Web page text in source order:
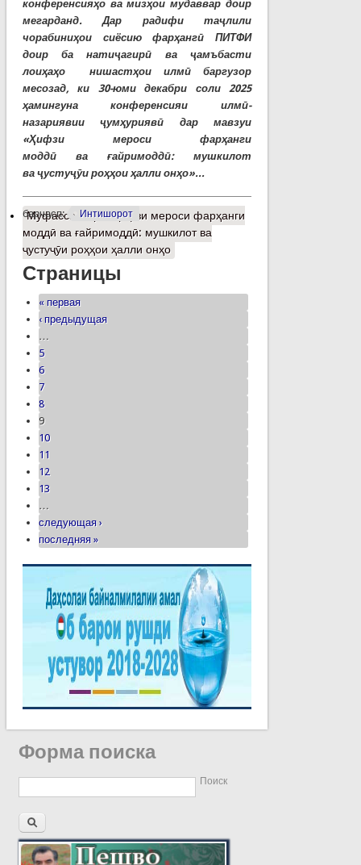
конференсияҳо ва мизҳои мудаввар доир
мегарданд. Дар радифи таҷлили
чорабиниҳои сиёсию фарҳангӣ ПИТФИ
доир ба натиҷагирӣ ва ҷамъбасти
лоиҳаҳо нишастҳои илмӣ баргузор
месозад, ки 30-юми декабри соли 2025
ҳамингуна конференсияи илмӣ-
назариявии ҷумҳуриявӣ дар мавзуи
«Ҳифзи мероси фарҳанги
моддӣ ва ғайримоддӣ: мушкилот
ва ҷустуҷӯи роҳҳои ҳалли онҳо»...
барчасп: Интишорот
Муфассалтаро Ҳифзи мероси фарҳанги
моддӣ ва ғайримоддӣ: мушкилот ва
ҷустуҷӯи роҳҳои ҳалли онҳо
Страницы
« первая
‹ предыдущая
…
5
6
7
8
9
10
11
12
13
…
следующая ›
последняя »
Форма поиска
Поиск